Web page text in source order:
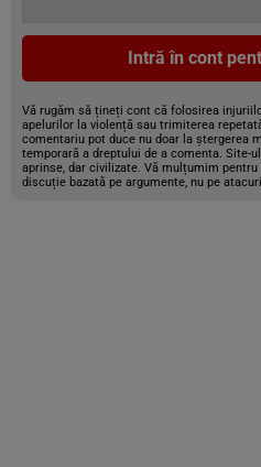
Intră în cont
Vă rugăm să țineți cont că folosirea
apelurilor la violență sau trimiterea
comentariu pot duce nu doar la ștergerea
temporară a dreptului de a comenta. Site-
aprinse, dar civilizate. Vă mulțumim
discuție bazată pe argumente, nu pe